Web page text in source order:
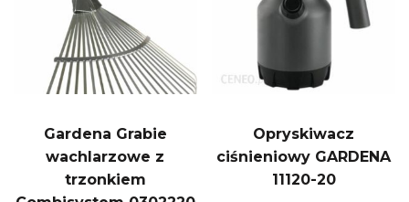
Gardena Grabie
wachlarzowe z
trzonkiem
Opryskiwacz
ciśnieniowy GARDENA
11120-20